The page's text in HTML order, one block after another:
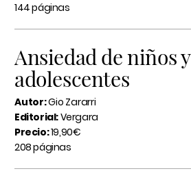
144 páginas
Ansiedad de niños y
adolescentes
Autor:Gio Zararri
Editorial:Vergara
Precio:19,90€
208 páginas